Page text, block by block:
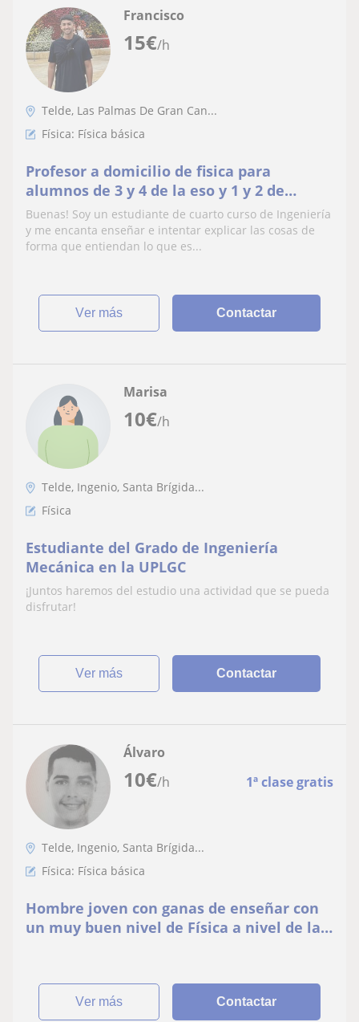
15€/h
Francisco
Telde, Las Palmas De Gran Can...
Física: Física básica
Profesor a domicilio de fisica para
alumnos de 3 y 4 de la eso y 1 y 2 de
bachillerato
Buenas! Soy un estudiante de cuarto curso de Ingeniería
y me encanta enseñar e intentar explicar las cosas de
forma que entiendan lo que es...
ver más Contactar
10€/h
Marisa
Telde, Ingenio, Santa Brígida...
Física
Estudiante del Grado de Ingeniería
Mecánica en la UPLGC
¡Juntos haremos del estudio una actividad que se pueda
disfrutar!
ver más Contactar
10€/h 1ª clase gratis
Álvaro
Telde, Ingenio, Santa Brígida...
Física: Física básica
Hombre joven con ganas de enseñar con
un muy buen nivel de Física a nivel de la
ver más Contactar